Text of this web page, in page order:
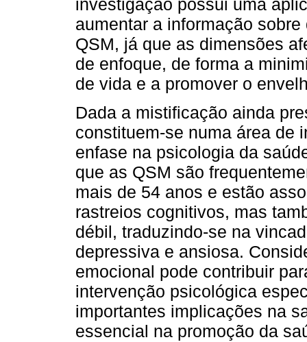
investigação possui uma
aumentar a informação
QSM, já que as dimensões
de enfoque, de forma a
de vida e a promover o
Dada a mistificação ainda
constituem-se numa área de
enfase na psicologia da
que as QSM são
mais de 54 anos e estão
rastreios cognitivos, mas
débil, traduzindo-se na
depressiva e ansiosa.
emocional pode contribuir
intervenção psicológica
importantes implicações na
essencial na promoção da